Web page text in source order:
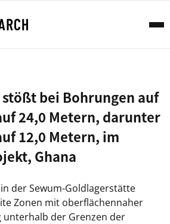
bei Bohrungen auf
24,0 Metern, darunter
12,0 Metern, im
Ghana
der Sewum-Goldlagerstätte
Zonen mit oberflächennaher
der Grenzen der